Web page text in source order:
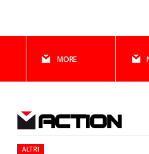
MORE
ACTION
ALTRI